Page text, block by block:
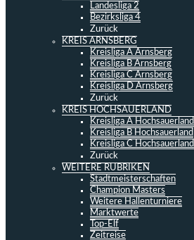
Landesliga 2
Bezirksliga 4
Zurück
KREIS ARNSBERG
Kreisliga A Arnsberg
Kreisliga B Arnsberg
Kreisliga C Arnsberg
Kreisliga D Arnsberg
Zurück
KREIS HOCHSAUERLAND
Kreisliga A Hochsauerland
Kreisliga B Hochsauerland
Kreisliga C Hochsauerland
Zurück
WEITERE RUBRIKEN
Stadtmeisterschaften
Champion Masters
Weitere Hallenturniere
Marktwerte
Top-Elf
Zeitreise